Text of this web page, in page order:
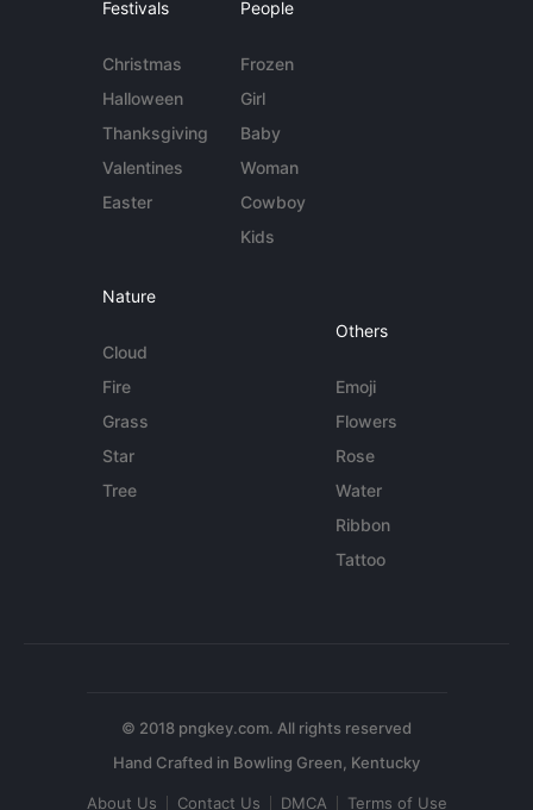
Festivals
Christmas
Halloween
Thanksgiving
Valentines
Easter
People
Frozen
Girl
Baby
Woman
Cowboy
Kids
Nature
Cloud
Fire
Grass
Star
Tree
Others
Emoji
Flowers
Rose
Water
Ribbon
Tattoo
© 2018 pngkey.com. All rights reserved
About Us Contact Us DMCA Terms of Use